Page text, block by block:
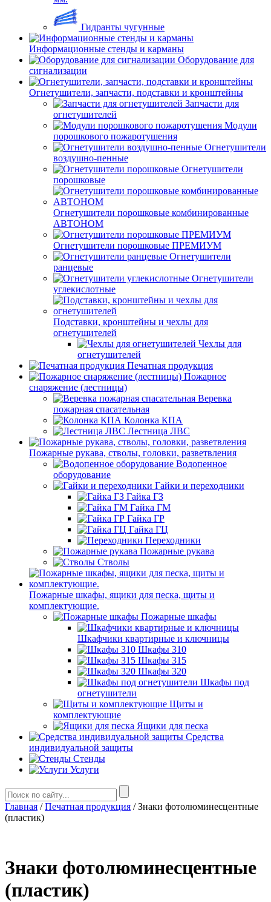
Гидранты чугунные
Информационные стенды и карманы
Оборудование для
сигнализации
Огнетушители, запчасти, подставки и кронштейны
Запчасти для
огнетушителей
Модули
порошкового пожаротушения
Огнетушители
воздушно-пенные
Огнетушители
порошковые
Огнетушители порошковые комбинированные
АВТОНОМ
Огнетушители порошковые ПРЕМИУМ
Огнетушители
ранцевые
Огнетушители
углекислотные
Подставки, кронштейны и чехлы для
огнетушителей
Чехлы для
огнетушителей
Печатная продукция
Пожарное
снаряжение (лестницы)
Веревка
пожарная спасательная
Колонка КПА
Лестница ЛВС
Пожарные рукава, стволы, головки, разветвления
Водопенное
оборудование
Гайки и переходники
Гайка ГЗ
Гайка ГМ
Гайка ГР
Гайка ГЦ
Переходники
Пожарные рукава
Стволы
Пожарные шкафы, ящики для песка, щиты и
комплектующие.
Пожарные шкафы
Шкафчики квартирные и ключницы
Шкафы 310
Шкафы 315
Шкафы 320
Шкафы под
огнетушители
Щиты и
комплектующие
Ящики для песка
Средства
индивидуальной защиты
Стенды
Услуги
Главная /Печатная продукция / Знаки фотолюминесцентные
(пластик)
Знаки фотолюминесцентные
(пластик)